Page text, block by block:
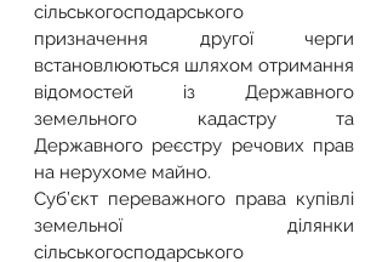
сільськогосподарського
призначення другої черги
встановлюються шляхом отримання
відомостей із Державного
земельного кадастру та
Державного реєстру речових прав
на нерухоме майно.
Суб’єкт переважного права купівлі
земельної ділянки
сільськогосподарського